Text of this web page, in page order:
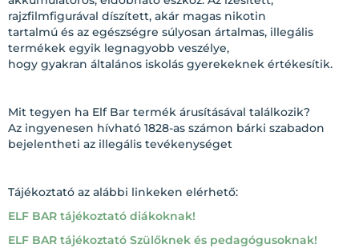
rajzfilmfigurával díszített, akár magas nikotin
tartalmú és az egészségre súlyosan ártalmas, illegális
termékek egyik legnagyobb veszélye,
hogy gyakran általános iskolás gyerekeknek értékesítik.
Mit tegyen ha Elf Bar termék árusításával találkozik?
Az ingyenesen hívható 1828-as számon bárki szabadon
bejelentheti az illegális tevékenységet
Tájékoztató az alábbi linkeken elérhető:
ELF BAR tájékoztató diákoknak!
ELF BAR tájékoztató Szülőknek és pedagógusoknak!